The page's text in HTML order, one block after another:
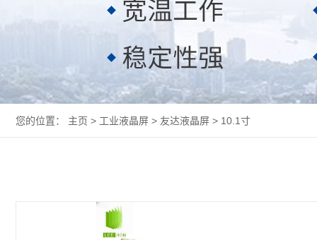
您的位置： 主页 > 工业液晶屏 > 友达液晶屏 > 10.1寸